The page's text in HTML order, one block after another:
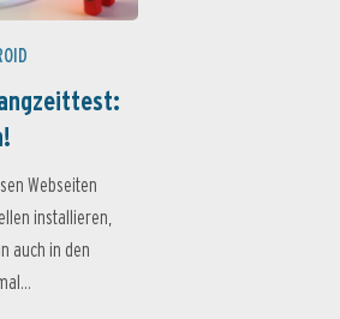
Webseiten
installieren,
auch in den